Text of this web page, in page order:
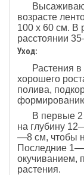
возрасте
100 х 60 см. В
расстоянии
Уход:
Растения
хорошего
полива,
В первые
на глубину
—8 см, чтобы
Последние
окучиванием,
растения.